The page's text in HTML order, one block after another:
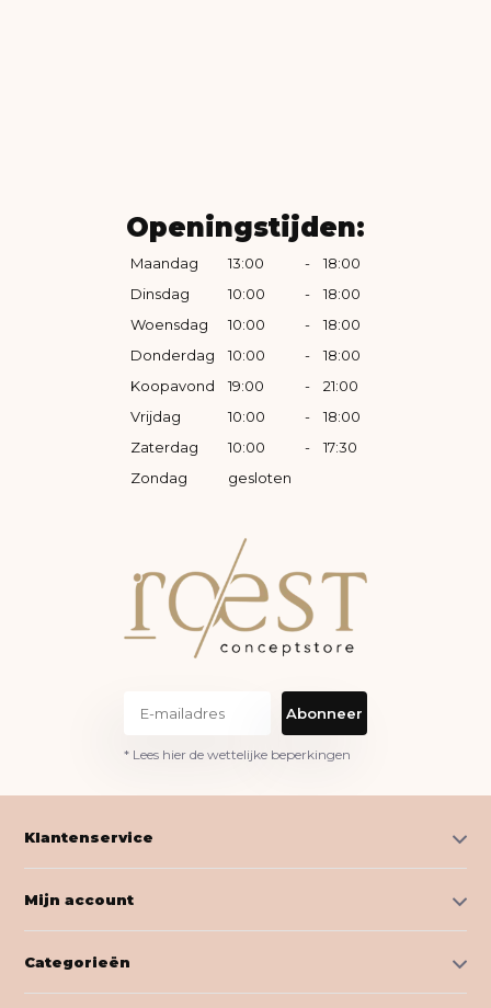
Openingstijden:
Maandag 13:00 -
18:00
Dinsdag
10:00 -
18:00
Woensdag
10:00 -
18:00
Donderdag
10:00 -
18:00
Koopavond
19:00 -
21:00
Vrijdag
10:00 -
18:00
Zaterdag
10:00 -
17:30
Zondag
gesloten
Abonneer
* Lees hier de wettelijke beperkingen
Klantenservice
Mijn account
Categorieën